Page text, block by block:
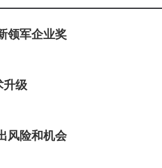
领军企业奖
升级
风险和机会